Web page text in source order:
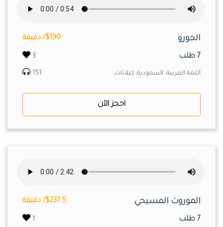
الجورو $190/ دقيقة
7 طلب 3
اللغة العربية, السعودية, إعلانات, 151
احجز الآن
الموروث المسيحي $237.5/ دقيقة
7 طلب 1